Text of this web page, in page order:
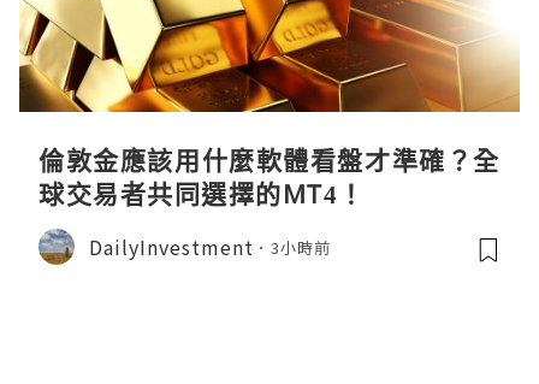
倫敦金應該用什麼軟體看盤才準確？全
球交易者共同選擇的MT4！
DailyInvestment 3小時前